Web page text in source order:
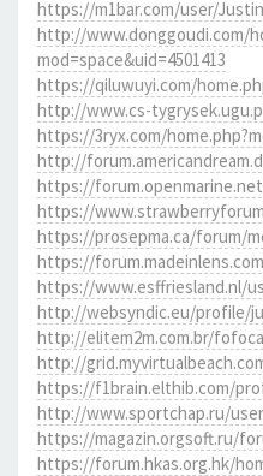
https://m1bar.com/user/
http://www.donggoudi.com/
mod=space&uid=4501413
https://qiluwuyi.com/
http://www.cs-
https://3ryx.com/
http://
https://
https://
https://prosepma.ca/forum/
https://
https://www.esffriesland.nl/
http://websyndic.eu/profile/
http://elitem2m.com.br/
http://
https://f1brain.elthib.com/
http://www.sportchap.ru/
https://magazin.orgsoft.ru/
https://forum.hkas.org.hk/